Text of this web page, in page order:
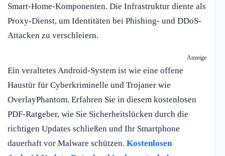
Smart-Home-Komponenten. Die Infrastruktur diente als
Proxy-Dienst, um Identitäten bei Phishing- und DDoS-
Attacken zu verschleiern.
Anzeige
Ein veraltetes Android-System ist wie eine offene
Haustür für Cyberkriminelle und Trojaner wie
OverlayPhantom. Erfahren Sie in diesem kostenlosen
PDF-Ratgeber, wie Sie Sicherheitslücken durch die
richtigen Updates schließen und Ihr Smartphone
dauerhaft vor Malware schützen. Kostenlosen